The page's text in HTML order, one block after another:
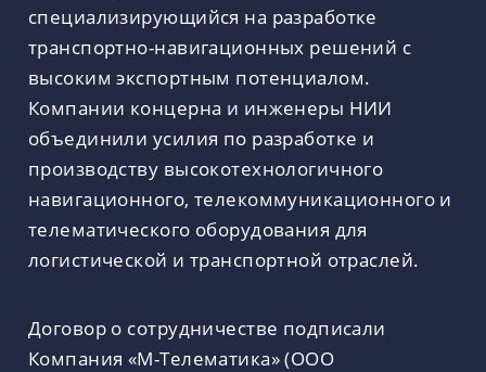
специализирующийся на разработке
транспортно-навигационных решений с
высоким экспортным потенциалом.
Компании концерна и инженеры НИИ
объединили усилия по разработке и
производству высокотехнологичного
навигационного, телекоммуникационного и
телематического оборудования для
логистической и транспортной отраслей.
Договор о сотрудничестве подписали
Компания «М-Телематика» (ООО